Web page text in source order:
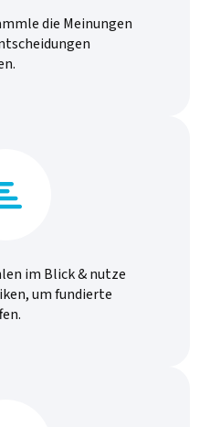
die Meinungen
im Blick & nutze
um fundierte